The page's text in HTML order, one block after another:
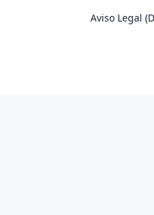
Aviso Legal